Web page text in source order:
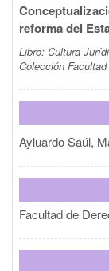
reforma del
Libro: Cultura
Colección
Ayluardo Saúl,
Facultad de